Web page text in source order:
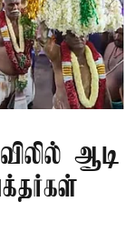
ஆடி